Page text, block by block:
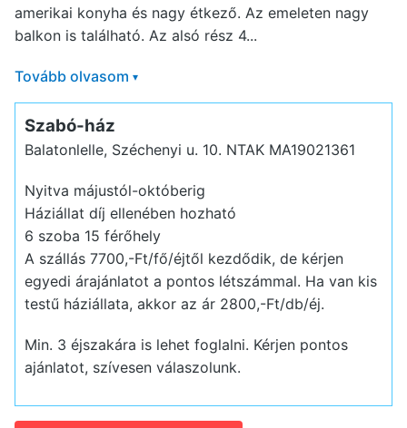
amerikai konyha és nagy étkező. Az emeleten nagy
balkon is található. Az alsó rész 4...
Tovább olvasom ▾
Szabó-ház
Balatonlelle, Széchenyi u. 10. NTAK MA19021361
Nyitva májustól-októberig
Háziállat díj ellenében hozható
6 szoba 15 férőhely
A szállás 7700,-Ft/fő/éjtől kezdődik, de kérjen
egyedi árajánlatot a pontos létszámmal. Ha van kis
testű háziállata, akkor az ár 2800,-Ft/db/éj.
Min. 3 éjszakára is lehet foglalni. Kérjen pontos
ajánlatot, szívesen válaszolunk.